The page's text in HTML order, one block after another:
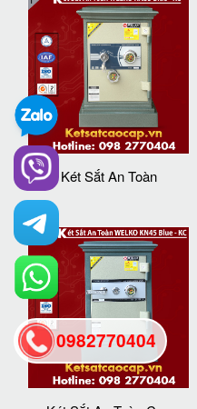
Két Sắt An Toàn
0982770404